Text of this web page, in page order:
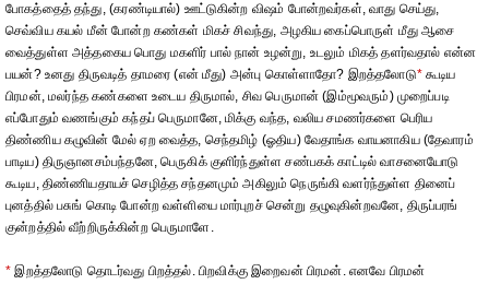
போகத்தைத் தந்து, (கரண்டியால்) ஊட்டுகின்ற விஷம் போன்றவர்கள், வாது செய்து,
செவ்விய கயல் மீன் போன்ற கண்கள் மிகச் சிவந்து, அழகிய கைப்பொருள் மீது ஆசை
வைத்துள்ள அத்தகைய பொது மகளிர் பால் நான் உழன்று, உடலும் மிகத் தளர்வதால் என்ன
பயன்? உனது திருவடித் தாமரை (என் மீது) அன்பு கொள்ளாதோ? இறத்தலோடு*கூடிய
பிரமன், மலர்ந்த கண்களை உடைய திருமால், சிவ பெருமான் (இம்மூவரும்) முறைப்படி
எப்போதும் வணங்கும் கந்தப் பெருமானே, மிக்கு வந்த, வலிய சமணர்களை பெரிய
திண்ணிய கழுவின் மேல் ஏற வைத்த, செந்தமிழ் (ஓதிய) வேதாங்க வாயனாகிய (தேவாரம்
பாடிய) திருஞானசம்பந்தனே, பெருகிக் குளிர்ந்துள்ள சண்பகக் காட்டில் வாசனையோடு
கூடிய, திண்ணியதாயச் செழித்த சந்தனமும் அகிலும் நெருங்கி வளர்ந்துள்ள தினைப்
புனத்தில் பசுங் கொடி போன்ற வள்ளியை மார்புறச் சென்று தழுவுகின்றவனே, திருப்பரங்
குன்றத்தில் வீற்றிருக்கின்ற பெருமாளே.
* இறத்தலோடு தொடர்வது பிறத்தல். பிறவிக்கு இறைவன் பிரமன். எனவே பிரமன்